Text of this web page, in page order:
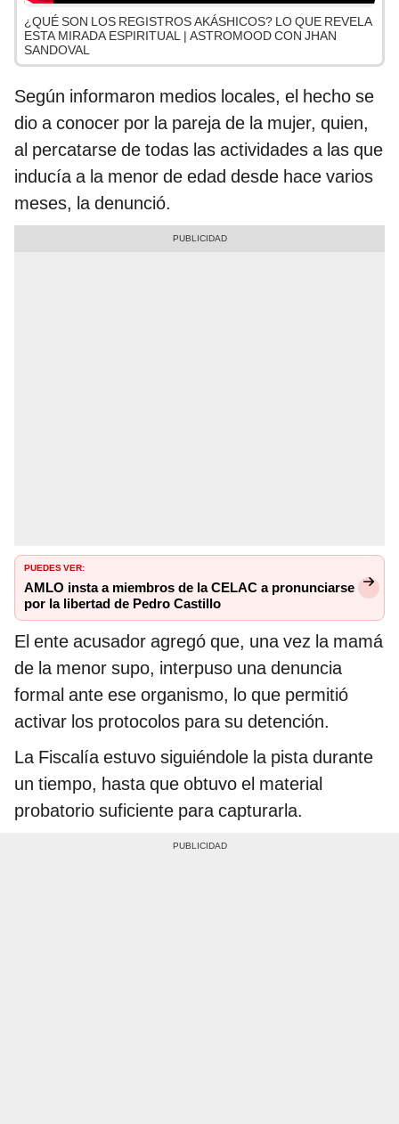
¿QUÉ SON LOS REGISTROS AKÁSHICOS? LO QUE REVELA
ESTA MIRADA ESPIRITUAL | ASTROMOOD CON JHAN
SANDOVAL
Según informaron medios locales, el hecho se
dio a conocer por la pareja de la mujer, quien,
al percatarse de todas las actividades a las que
inducía a la menor de edad desde hace varios
meses, la denunció.
PUEDES VER:
AMLO insta a miembros de la CELAC a pronunciarse
por la libertad de Pedro Castillo
El ente acusador agregó que, una vez la mamá
de la menor supo, interpuso una denuncia
formal ante ese organismo, lo que permitió
activar los protocolos para su detención.
La Fiscalía estuvo siguiéndole la pista durante
un tiempo, hasta que obtuvo el material
probatorio suficiente para capturarla.